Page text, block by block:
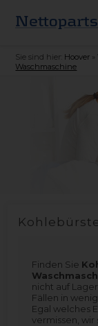
Sie sind hier: Hoover
Waschmaschine
Finden Sie
nicht auf
Fällen in
Egal welches
vermissen, wir